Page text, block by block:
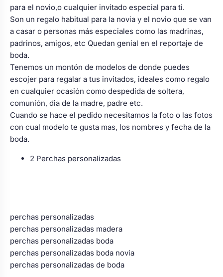
para el novio,o cualquier invitado especial para ti.
Son un regalo habitual para la novia y el novio que se van
a casar o personas más especiales como las madrinas,
padrinos, amigos, etc Quedan genial en el reportaje de
boda.
Tenemos un montón de modelos de donde puedes
escojer para regalar a tus invitados, ideales como regalo
en cualquier ocasión como despedida de soltera,
comunión, dia de la madre, padre etc.
Cuando se hace el pedido necesitamos la foto o las fotos
con cual modelo te gusta mas, los nombres y fecha de la
boda.
2 Perchas personalizadas
perchas personalizadas
perchas personalizadas madera
perchas personalizadas boda
perchas personalizadas boda novia
perchas personalizadas de boda